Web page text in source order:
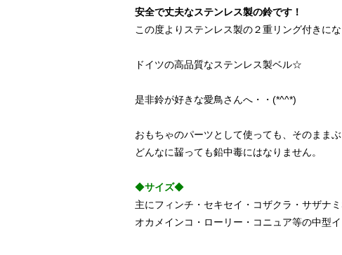
安全で丈夫なステンレス製の鈴です！
この度よりステンレス製の２重リング付きに
ドイツの高品質なステンレス製ベル☆
是非鈴が好きな愛鳥さんへ・・(*^^*)
おもちゃのパーツとして使っても、そのまま
どんなに齧っても鉛中毒にはなりません。
◆サイズ◆
主にフィンチ・セキセイ・コザクラ・サザナ
オカメインコ・ローリー・コニュア等の中型